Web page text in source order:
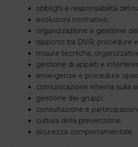
obblighi e responsabilità del
evoluzioni normative;
organizzazione e gestione
rapporto tra DVR, procedure
misure tecniche,
gestione di appalti e
emergenze e procedure
comunicazione interna sulla
gestione dei gruppi;
consultazione e
cultura della prevenzione;
sicurezza comportamentale.